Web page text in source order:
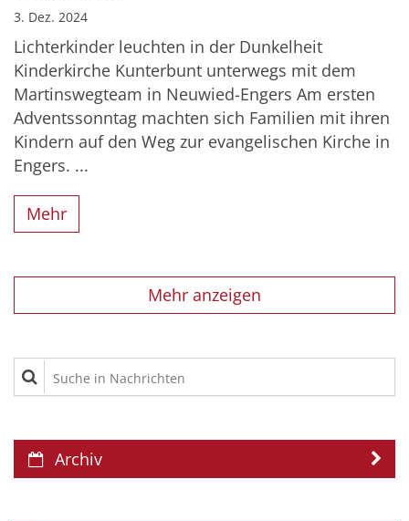
3. Dez. 2024
Lichterkinder leuchten in der Dunkelheit
Kinderkirche Kunterbunt unterwegs mit dem
Martinswegteam in Neuwied-Engers Am ersten
Adventssonntag machten sich Familien mit ihren
Kindern auf den Weg zur evangelischen Kirche in
Engers. ...
Mehr
Mehr anzeigen
Suche in Nachrichten
Archiv